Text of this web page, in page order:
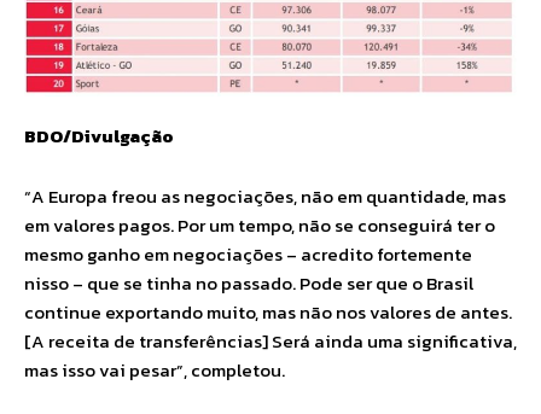
BDO/Divulgação
“A Europa freou as negociações, não em quantidade, mas
em valores pagos. Por um tempo, não se conseguirá ter o
mesmo ganho em negociações – acredito fortemente
nisso – que se tinha no passado. Pode ser que o Brasil
continue exportando muito, mas não nos valores de antes.
[A receita de transferências] Será ainda uma significativa,
mas isso vai pesar”, completou.